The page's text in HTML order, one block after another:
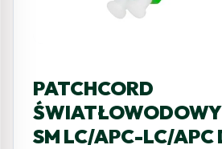
PATCHCORD
SM LC/APC-LC/APC